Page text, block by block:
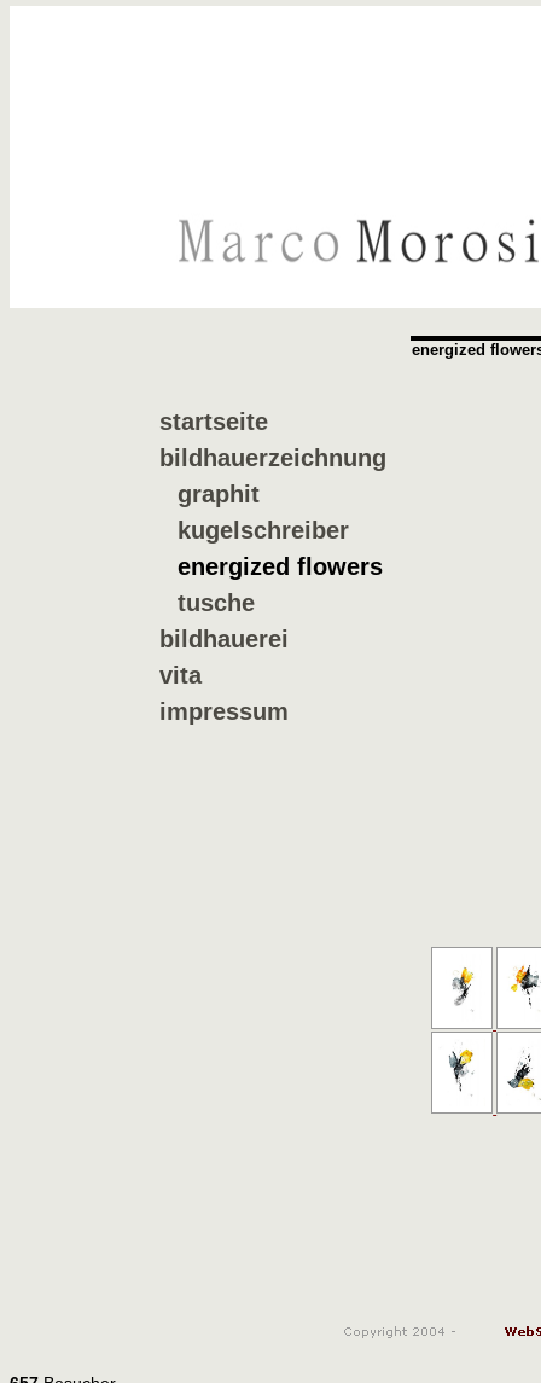
startseite
bildhauerzeichnung
graphit
kugelschreiber
energized flowers
tusche
bildhauerei
vita
impressum
energized